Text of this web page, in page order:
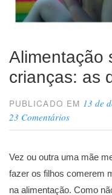
Alimentação
crianças: as
PUBLICADO EM 13 de
23 Comentários
Vez ou outra uma mãe
fazer os filhos comerem
na alimentação. Como